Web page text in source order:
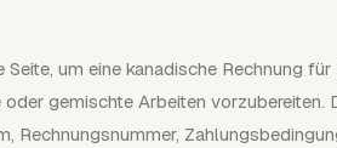
Seite, um eine kanadische Rechnung
gemischte Arbeiten vorzubereiten.
Rechnungsnummer,